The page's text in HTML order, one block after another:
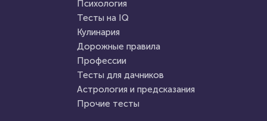
28 января 2021 13693
15 июля 2020
Психология
Тесты на IQ
Кулинария
Дорожные правила
Профессии
Тесты для дачников
Астрология и предсказания
Прочие тесты